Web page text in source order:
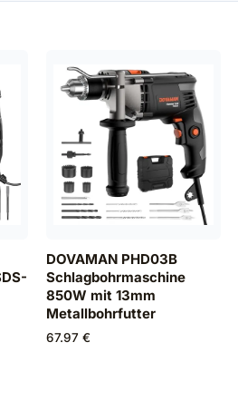
DOVAMAN PHD03B
Schlagbohrmaschine
850W mit 13mm
Metallbohrfutter
67.97 €